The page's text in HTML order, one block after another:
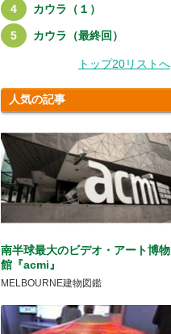
カウラ（１）
カウラ（最終回）
トップ20リストへ
人気の記事
南半球最大のビデオ・アート博物
館『acmi』
MELBOURNE建物図鑑